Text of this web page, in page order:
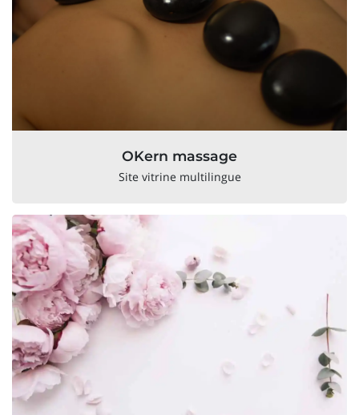
OKern massage
Site vitrine multilingue